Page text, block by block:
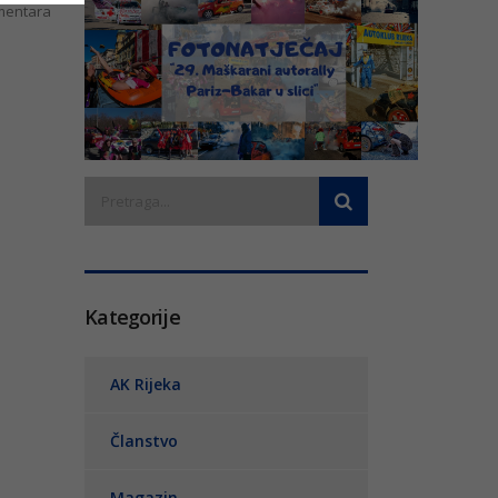
Kategorije
AK Rijeka
Članstvo